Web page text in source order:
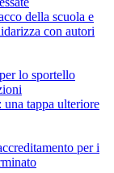
della scuola e
con autori
lo sportello
tappa ulteriore
per i